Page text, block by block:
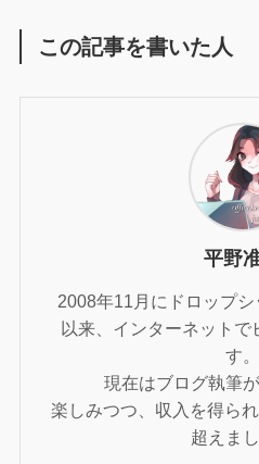
この記事を書いた人
平野
2008年11月にドロップシ
以来、インターネットで
す。
現在はブログ執筆
楽しみつつ、収入を得ら
超えまし